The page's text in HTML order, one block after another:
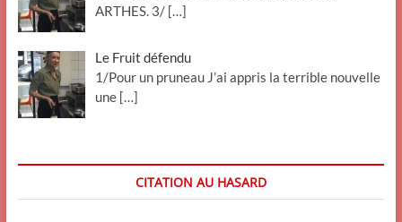
ARTHES. 3/ […]
Le Fruit défendu
1/Pour un pruneau J’ai appris la terrible nouvelle
une […]
CITATION AU HASARD